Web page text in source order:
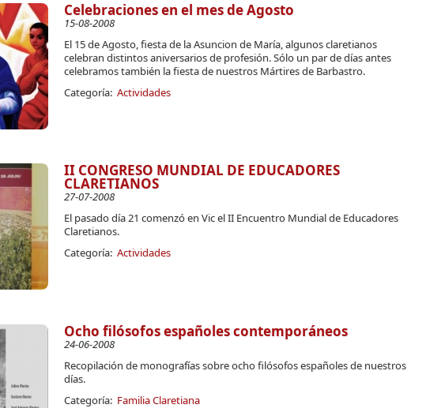
Celebraciones en el mes de Agosto
15-08-2008
El 15 de Agosto, fiesta de la Asuncion de María, algunos claretianos
celebran distintos aniversarios de profesión. Sólo un par de días antes
celebramos también la fiesta de nuestros Mártires de Barbastro.
Categoría: Actividades
II CONGRESO MUNDIAL DE EDUCADORES
CLARETIANOS
27-07-2008
El pasado día 21 comenzó en Vic el II Encuentro Mundial de Educadores
Claretianos.
Categoría: Actividades
Ocho filósofos españoles contemporáneos
24-06-2008
Recopilación de monografías sobre ocho filósofos españoles de nuestros
días.
Categoría: Familia Claretiana